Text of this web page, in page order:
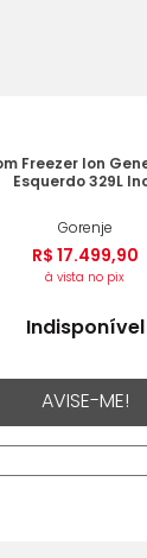
Freezer Ion
Esquerdo 329L
Gorenje
R$ 17.499,90
à vista no pix
Indisponível
AVISE-ME!